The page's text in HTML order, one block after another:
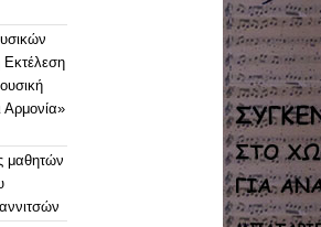
Αρμονία»
μαθητών